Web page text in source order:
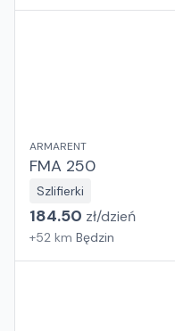
ARMARENT
FMA 250
Szlifierki
184.50 zł/dzień
+52 km Będzin